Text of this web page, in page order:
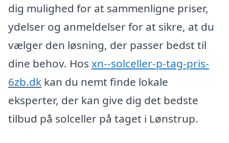
dig mulighed for at sammenligne priser,
ydelser og anmeldelser for at sikre, at du
vælger den løsning, der passer bedst til
dine behov. Hos xn--solceller-p-tag-pris-
6zb.dk kan du nemt finde lokale
eksperter, der kan give dig det bedste
tilbud på solceller på taget i Lønstrup.